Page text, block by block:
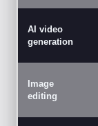
AI video
generation
Image
editing